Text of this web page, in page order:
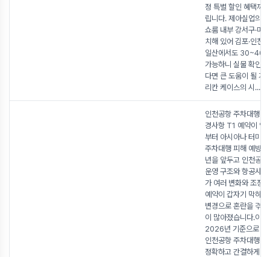
정 특별 할인 혜택까
립니다. 제아실업의
쇼룸 내부 강서구·마
치해 있어 김포·인천
일산에서도 30~40
가능하니 실물 확인
다면 큰 도움이 될 거
리칸 케이스의 시 ...
인천공항 주차대행
경사항 T1 예약이 안
부터 아시아나 터미
주차대행 피해 예방
년을 앞두고 인천공
운영 구조와 항공사
가 여러 변화와 조정
예약이 갑자기 막히
변경으로 혼란을 겪
이 많아졌습니다.이
2026년 기준으로 꼭
인천공항 주차대행
정확하고 간결하게